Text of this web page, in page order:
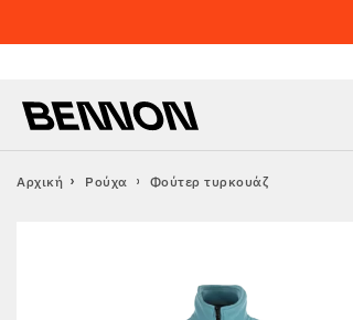
Αρχική Ρούχα Φούτερ τυρκουάζ